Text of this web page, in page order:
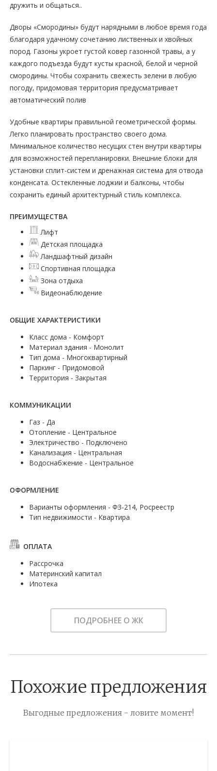
дружить и общаться..
Дворы «Смородины» будут нарядными в любое время года
благодаря удачному сочетанию лиственных и хвойных
пород. Газоны укроет густой ковер газонной травы, а у
каждого подъезда будут кусты красной, белой и черной
смородины. Чтобы сохранить свежесть зелени в любую
погоду, придомовая территория предусматривает
автоматический полив
Удобные квартиры правильной геометрической формы.
Легко планировать пространство своего дома.
Минимальное количество несущих стен внутри квартиры
для возможностей перепланировки. Внешние блоки для
установки сплит-систем и дренажная система для отвода
конденсата. Остекленные лоджии и балконы, чтобы
сохранить единый архитектурный стиль комплекса.
ПРЕИМУЩЕСТВА
Лифт
Детская площадка
Ландшафтный дизайн
Спортивная площадка
Зона отдыха
Видеонаблюдение
ОБЩИЕ ХАРАКТЕРИСТИКИ
Класс дома - Комфорт
Материал здания - Монолит
Тип дома - Многоквартирный
Паркинг - Придомовой
Территория - Закрытая
КОММУНИКАЦИИ
Газ - Да
Отопление - Центральное
Электричество - Подключено
Канализация - Центральная
Водоснабжение - Центральное
ОФОРМЛЕНИЕ
Варианты оформления - ФЗ-214, Росреестр
Тип недвижимости - Квартира
ОПЛАТА
Рассрочка
Материнский капитал
Ипотека
ПОДРОБНЕЕ О ЖК
Похожие предложения
Выгодные предложения - ловите момент!